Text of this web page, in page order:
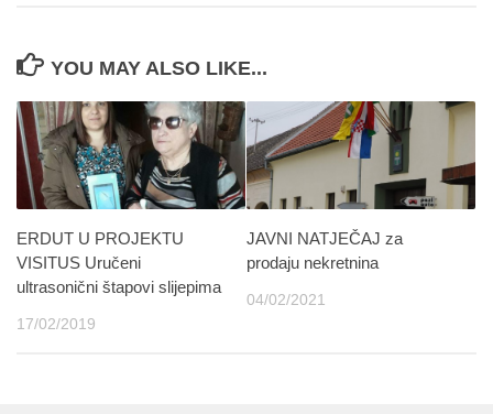
YOU MAY ALSO LIKE...
ERDUT U PROJEKTU
VISITUS Uručeni
ultrasonični štapovi slijepima
17/02/2019
JAVNI NATJEČAJ za
prodaju nekretnina
04/02/2021